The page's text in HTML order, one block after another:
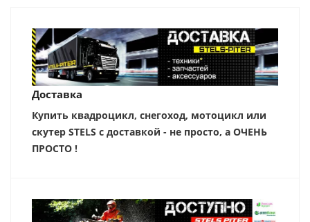
Доставка
Купить квадроцикл, снегоход, мотоцикл или
скутер STELS с доставкой - не просто, а ОЧЕНЬ
ПРОСТО !